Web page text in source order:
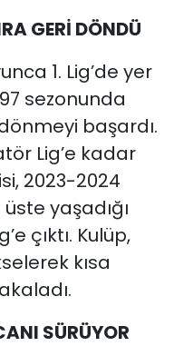
GERİ DÖNDÜ
1. Lig’de yer
sezonunda
başardı.
Lig’e kadar
2023-2024
yaşadığı
çıktı. Kulüp,
kısa
SÜRÜYOR